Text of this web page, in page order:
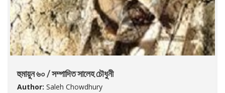
হুমায়ুন ৬০ / সম্পাদিত সালেহ চৌধুনী
Author: Saleh Chowdhury